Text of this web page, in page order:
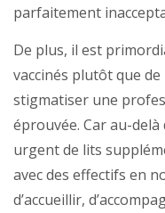
parfaitement
De plus, il est
vaccinés plutôt que
stigmatiser une
éprouvée. Car au-
urgent de lits
avec des effectifs en
d’accueillir,